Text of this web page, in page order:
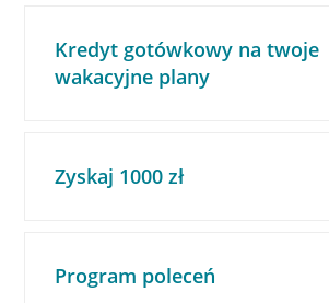
Kredyt gotówkowy na twoje
wakacyjne plany
Zyskaj 1000 zł
Program poleceń